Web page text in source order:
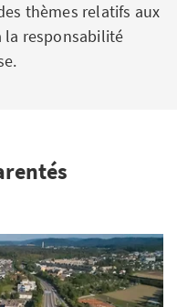
thèmes relatifs aux
la responsabilité